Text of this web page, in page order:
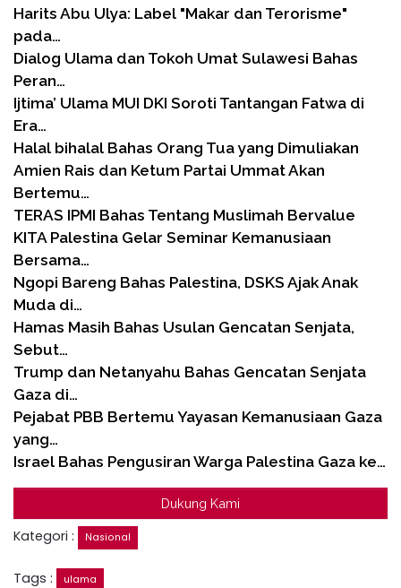
Harits Abu Ulya: Label "Makar dan Terorisme"
pada…
Dialog Ulama dan Tokoh Umat Sulawesi Bahas
Peran…
Ijtima’ Ulama MUI DKI Soroti Tantangan Fatwa di
Era…
Halal bihalal Bahas Orang Tua yang Dimuliakan
Amien Rais dan Ketum Partai Ummat Akan
Bertemu…
TERAS IPMI Bahas Tentang Muslimah Bervalue
KITA Palestina Gelar Seminar Kemanusiaan
Bersama…
Ngopi Bareng Bahas Palestina, DSKS Ajak Anak
Muda di…
Hamas Masih Bahas Usulan Gencatan Senjata,
Sebut…
Trump dan Netanyahu Bahas Gencatan Senjata
Gaza di…
Pejabat PBB Bertemu Yayasan Kemanusiaan Gaza
yang…
Israel Bahas Pengusiran Warga Palestina Gaza ke…
Dukung Kami
Kategori : Nasional
Tags : ulama